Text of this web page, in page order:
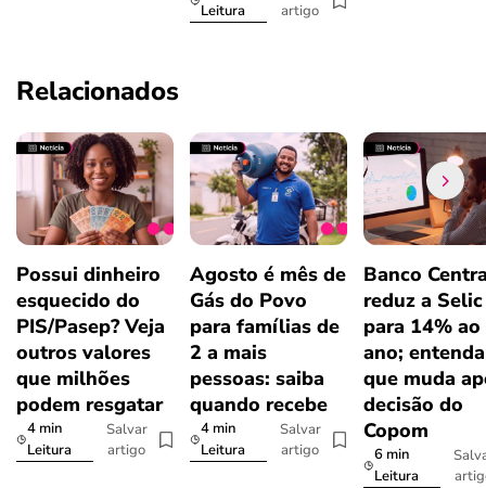
Leitura
artigo
Relacionados
Possui dinheiro
esquecido do
PIS/Pasep? Veja
outros valores
que milhões
podem resgatar
4 min
Leitura
Salvar
artigo
Agosto é mês de
Gás do Povo
para famílias de
2 a mais
pessoas: saiba
quando recebe
4 min
Leitura
Salvar
artigo
Banco
reduz a Selic
para 14% ao
ano;
que muda
decisão do
Copom
6 min
Leitura